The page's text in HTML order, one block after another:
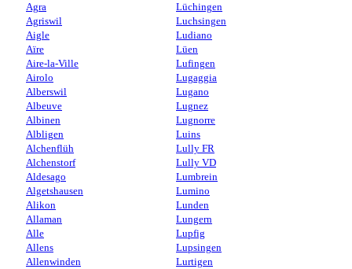
Agra
Agriswil
Aigle
Aïre
Aire-la-Ville
Airolo
Alberswil
Albeuve
Albinen
Albligen
Alchenflüh
Alchenstorf
Aldesago
Algetshausen
Alikon
Allaman
Alle
Allens
Allenwinden
Lüchingen
Luchsingen
Ludiano
Lüen
Lufingen
Lugaggia
Lugano
Lugnez
Lugnorre
Luins
Lully FR
Lully VD
Lumbrein
Lumino
Lunden
Lungern
Lupfig
Lupsingen
Lurtigen